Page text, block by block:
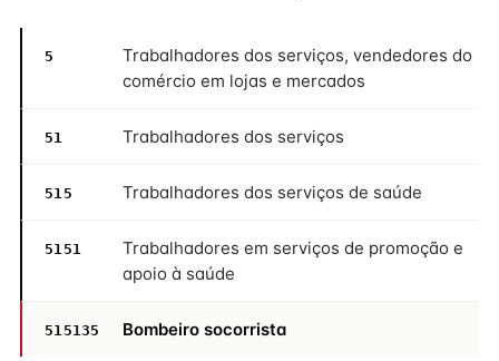
5
Trabalhadores dos serviços, vendedores do
comércio em lojas e mercados
51 Trabalhadores dos serviços
515 Trabalhadores dos serviços de saúde
5151
Trabalhadores em serviços de promoção e
apoio à saúde
515135 Bombeiro socorrista